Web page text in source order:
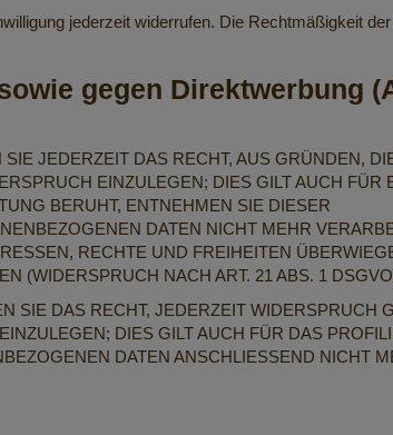
jederzeit widerrufen. Die Rechtmäßigkeit
gegen Direktwerbung
JEDERZEIT DAS RECHT, AUS GRÜNDEN,
EINZULEGEN; DIES GILT AUCH FÜR
BERUHT, ENTNEHMEN SIE DIESER
DATEN NICHT MEHR
RECHTE UND FREIHEITEN
(WIDERSPRUCH NACH ART. 21 ABS. 1
SIE DAS RECHT, JEDERZEIT WIDERSPRUCH
DIES GILT AUCH FÜR DAS
DATEN ANSCHLIESSEND NICHT